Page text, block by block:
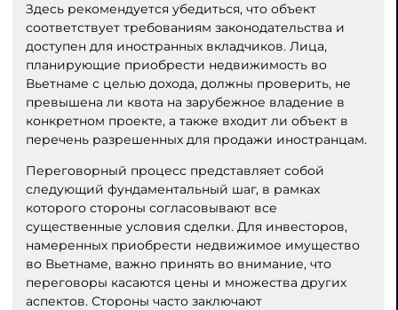
Здесь рекомендуется убедиться, что объект
соответствует требованиям законодательства и
доступен для иностранных вкладчиков. Лица,
планирующие приобрести недвижимость во
Вьетнаме с целью дохода, должны проверить, не
превышена ли квота на зарубежное владение в
конкретном проекте, а также входит ли объект в
перечень разрешенных для продажи иностранцам.
Переговорный процесс представляет собой
следующий фундаментальный шаг, в рамках
которого стороны согласовывают все
существенные условия сделки. Для инвесторов,
намеренных приобрести недвижимое имущество
во Вьетнаме, важно принять во внимание, что
переговоры касаются цены и множества других
аспектов. Стороны часто заключают